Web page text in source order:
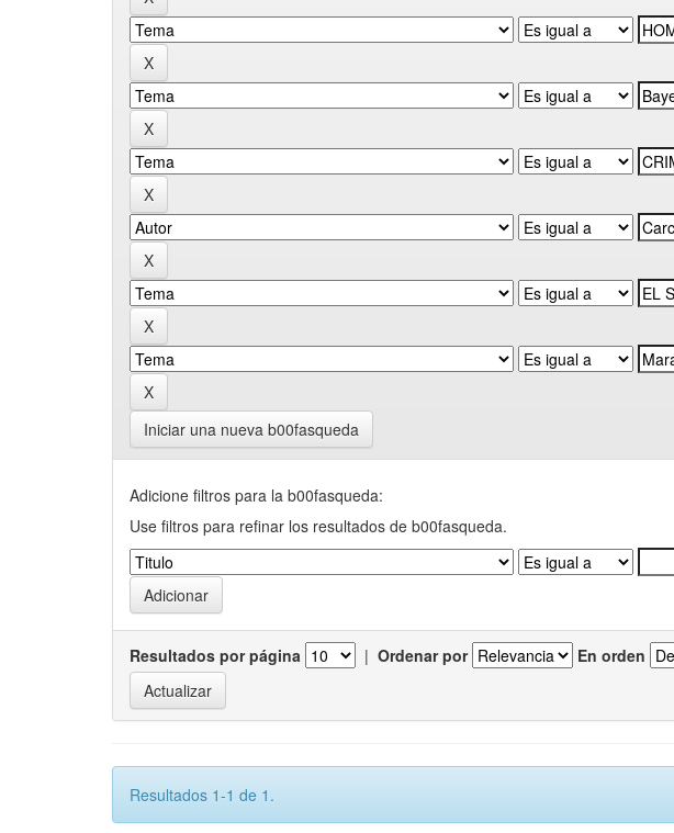
Iniciar una nueva b00fasqueda
Adicione filtros para la b00fasqueda:
Use filtros para refinar los resultados de b00fasqueda.
Resultados por página | Ordenar por En orden
Resultados 1-1 de 1.